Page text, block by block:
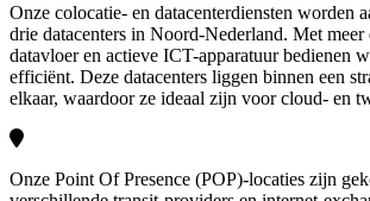
Onze colocatie- en datacenterdiensten worden
drie datacenters in Noord-Nederland. Met meer
datavloer en actieve ICT-apparatuur bedienen
efficiënt. Deze datacenters liggen binnen een
elkaar, waardoor ze ideaal zijn voor cloud- en
Onze Point Of Presence (POP)-locaties zijn